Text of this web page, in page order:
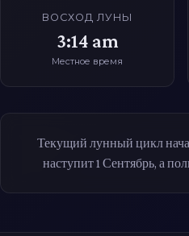
ВОСХОД ЛУНЫ
3:14 am
Местное время
Текущий лунный цикл
наступит 1 Сентябрь, а